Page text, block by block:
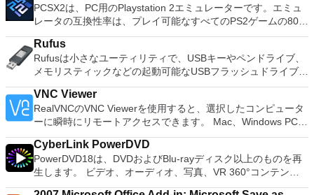
ーティション空き領域を再分配するダイナミックディスクの変
換パーティションを回復する
Vorbis, MP3, WAV or AIFF sound files. Cut, copy, splice or mix
sounds together. Change the speed or pitch of a recording.
Add new effects with LADSPA plug-ins. And more!
PCSX2は、PC用のPlaystation 2エミュレーターです。エミュ
レータの互換性率は、プレイ可能なすべてのPS2ゲームの80％
以上を誇っています。かなり強力なコンピューターを所有して
いる場合、PCSX2は優れたエミュレーターです。また、この
アプリケーションはローエンドコンピューターのサポートも提
供するため、Playstation 2コンソールのすべての所有者は、
PCで動作するゲームを見ることができます。 PCSX2エミュレ
ーターを使用すると、PS2コントローラーを使用して、本物の
プレイステーション体験をシミュレートできます。このアプリ
ケーションでは、ディスクからゲームを直接実行することも、
ハードドライブからISOイメージとして実行することもできま
す。 主な機能は次のとおりです。 Savestates：ボタンを1つ
押すだけで、ゲームの現在の「状態」を保存できます。 無制
限のメモリーカード：好きなだけメモリーカードを保存でき、
Rufus
Rufusは小さなユーティリティで、USBキーやペンドライブ、
メモリスティックなどの起動可能なUSBフラッシュドライブを
フォーマットおよび作成できます。 Rufusは、次のシナリオで
役立ちます。 Windows、Linux、およびUEFI用の起動可能な
ISOからUSBインストールメディアを作成する必要がある場
合。 OSがインストールされていないシステムで作業する必要
がある場合。 BIOSまたはその他のファームウェアをDOSから
フラッシュする必要がある場合。 低レベルのユーティリティ
を実行する必要がある場合。 Rufusは次の* ISOで動作しま
す：Arch Linux、Archbang、BartPE / pebuilder、CentOS、
Damn Small Linux、Fedora、FreeDOS、Gentoo、
VNC Viewer
RealVNCのVNC Viewerを使用すると、選択したコンピュータ
ーに瞬時にリモートアクセスできます。 Mac、Windows PC、
またはLinuxマシン、世界中のどこからでも。 VNC Viewerを
使用すると、コンピューターのデスクトップを表示したり、コ
ンピューターの前に直接座っているかのようにマウスとキーボ
ードを制御したりできます。 VNC Viewerは、インストールと
使用が簡単です。制御したいデバイスでインストーラーを実行
CyberLink PowerDVD
PowerDVD18は、DVDおよびBlu-rayディスク以上のものを再
生します。 ビデオ、オーディオ、写真、VR 360°コンテン
ツ、さらにはYouTubeやVimeoにとっても、PowerDVD18は重